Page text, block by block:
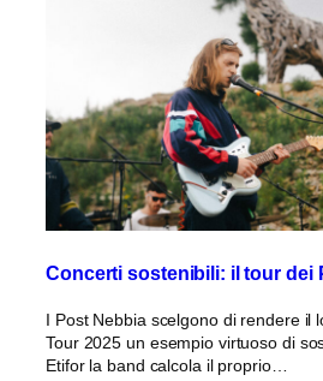
Concerti sostenibili: il tour dei
I Post Nebbia scelgono di rendere il
Tour 2025 un esempio virtuoso di
Etifor la band calcola il proprio…